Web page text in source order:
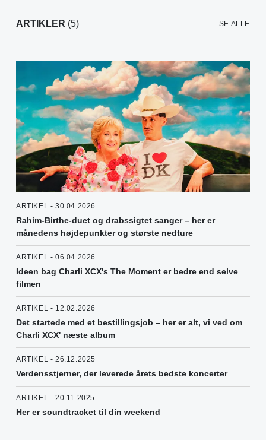
ARTIKLER (5) SE ALLE
ARTIKEL - 30.04.2026
Rahim-Birthe-duet og drabssigtet sanger – her er
månedens højdepunkter og største nedture
ARTIKEL - 06.04.2026
Ideen bag Charli XCX's The Moment er bedre end selve
filmen
ARTIKEL - 12.02.2026
Det startede med et bestillingsjob – her er alt, vi ved om
Charli XCX' næste album
ARTIKEL - 26.12.2025
Verdensstjerner, der leverede årets bedste koncerter
ARTIKEL - 20.11.2025
Her er soundtracket til din weekend